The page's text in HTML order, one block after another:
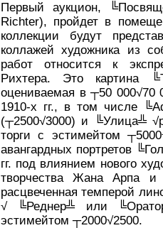
Первый аукцион,
Richter), пройдет в
коллекции будут
коллажей художника из
работ относится к
Рихтера. Это картина
оцениваемая в ┬50 000√70
1910-х гг., в том числе
(┬2500√3000) и ╚Улица╩
торги с эстимейтом
авангардных портретов
гг. под влиянием нового
творчества Жана Арпа
расцвеченная темперой
√ ╚Реднер╩ или
эстимейтом ┬2000√2500.